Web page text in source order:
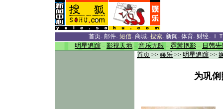
首页- 邮件- 短信- 商城- 搜索- 新闻- 体育- 财经- Ｉ
明星追踪 － 影视天地 － 音乐无限 － 霓裳艳影 － 日韩先
首页 >> 娱乐 >> 明星追踪 >>
为巩